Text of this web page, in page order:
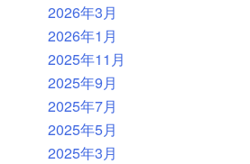
2026年3月
2026年1月
2025年11月
2025年9月
2025年7月
2025年5月
2025年3月